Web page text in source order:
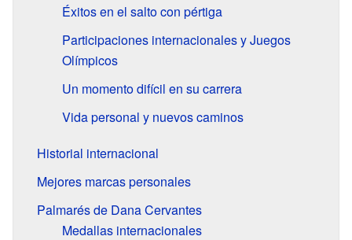
Éxitos en el salto con pértiga
Participaciones internacionales y Juegos
Olímpicos
Un momento difícil en su carrera
Vida personal y nuevos caminos
Historial internacional
Mejores marcas personales
Palmarés de Dana Cervantes
Medallas internacionales